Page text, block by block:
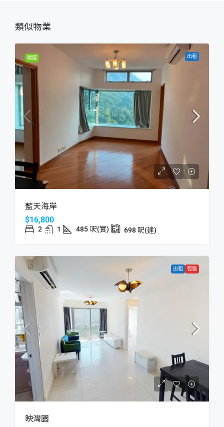
類似物業
精選 出租
藍天海岸
$16,800
2 1 485 呎(實) 698 呎(建)
出租 筍盤
映灣園